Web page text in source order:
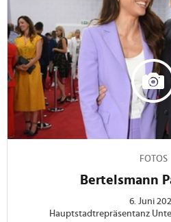
FOTOS
Bertelsmann
6. Juni
Hauptstadtrepräsentanz